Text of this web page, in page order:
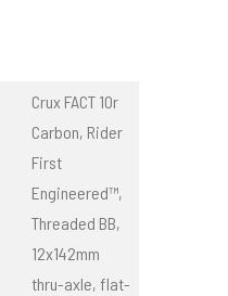
Crux FACT 10r
Carbon, Rider
First
Engineered™,
Threaded BB,
12x142mm
thru-axle, flat-